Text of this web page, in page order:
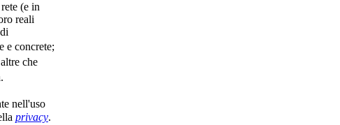
(e in
reali
e concrete;
che
nell'uso
privacy.